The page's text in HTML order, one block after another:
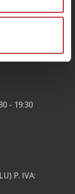
- 19:30
P. IVA: